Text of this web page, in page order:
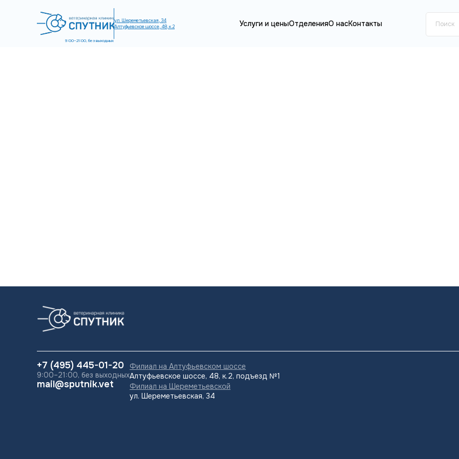
9:00–21:00, без выходных
ул. Шереметьевская, 34
Алтуфьевское шоссе, 48, к.2
Услуги и ценыОтделенияО насКонтакты
+7 (495) 445-01-20
9:00–21:00, без выходных
mail@sputnik.vet
Филиал на Алтуфьевском шоссе
Алтуфьевское шоссе, 48, к.2, подъезд №1
Филиал на Шереметьевской
ул. Шереметьевская, 34